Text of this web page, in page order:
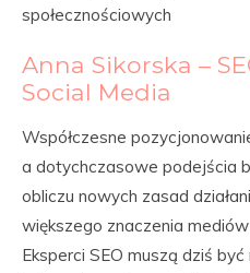
społecznościowych
Anna Sikorska –
Social Media
Współczesne
a dotychczasowe podejścia
obliczu nowych zasad
większego znaczenia
Eksperci SEO muszą dziś